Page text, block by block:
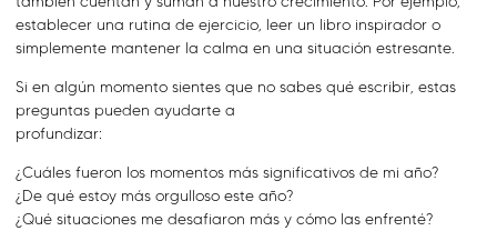
establecer una rutina de ejercicio, leer un libro inspirador o
simplemente mantener la calma en una situación estresante.
Si en algún momento sientes que no sabes qué escribir, estas
preguntas pueden ayudarte a
profundizar:
¿Cuáles fueron los momentos más significativos de mi año?
¿De qué estoy más orgulloso este año?
¿Qué situaciones me desafiaron más y cómo las enfrenté?